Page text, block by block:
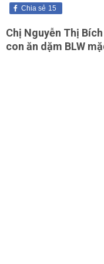
15
Chia sẻ
Chị Nguyễn Thị
con ăn dặm BLW